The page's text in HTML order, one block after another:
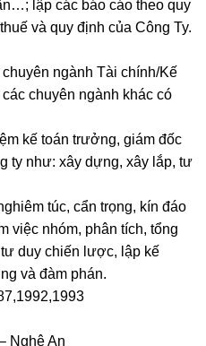
lập các báo cáo theo quy
và quy định của Công Ty.
ngành Tài chính/Kế
chuyên ngành khác có
kế toán trưởng, giám đốc
ty như: xây dựng, xây lắp, tư
túc, cẩn trọng, kín đáo
việc nhóm, phân tích, tổng
duy chiến lược, lập kế
và đàm phán.
Nghệ An